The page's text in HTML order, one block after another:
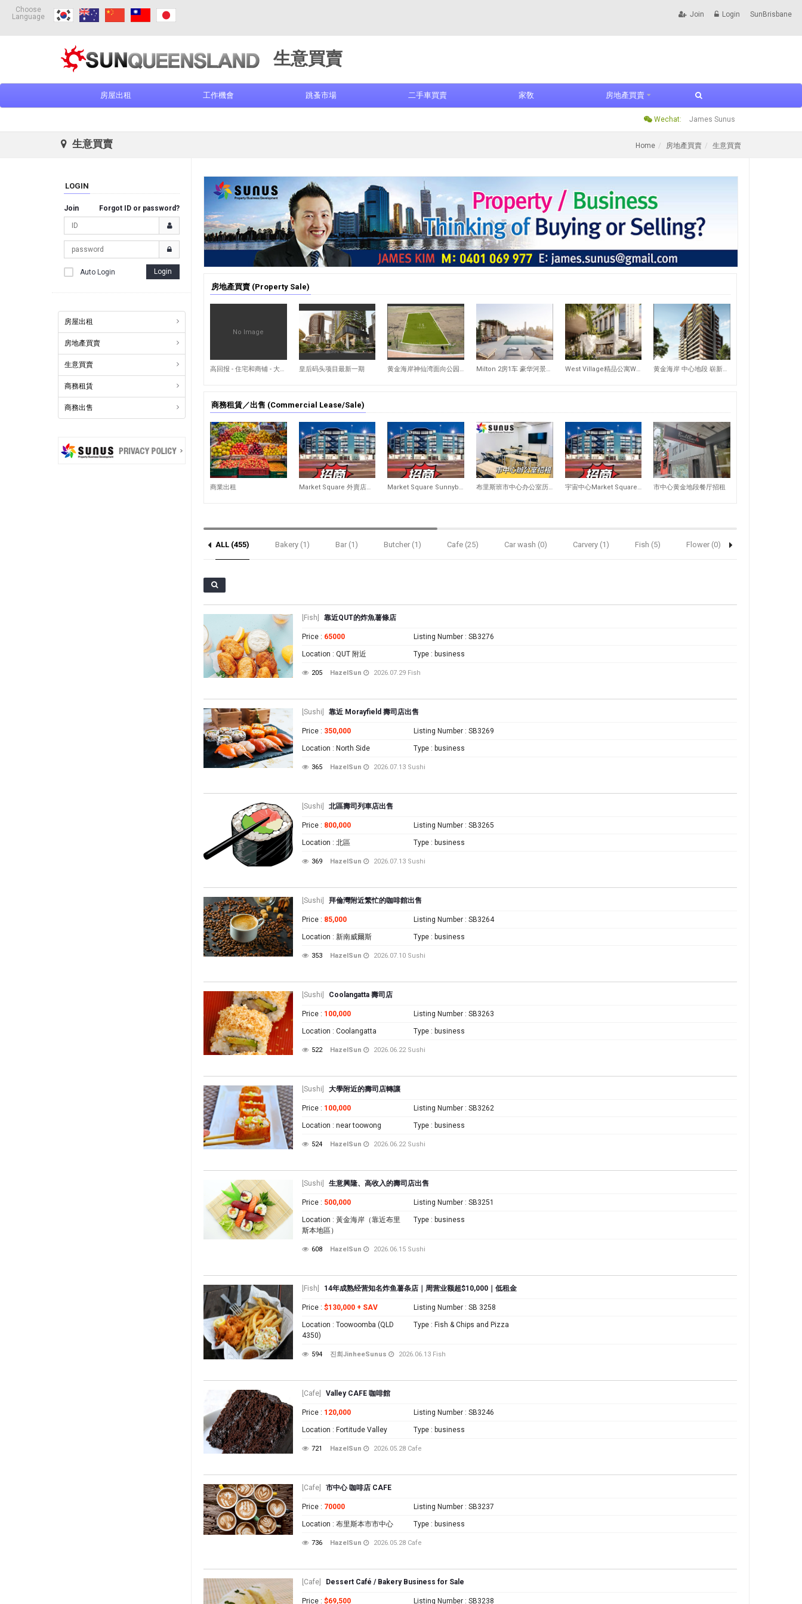
Choose
Language
Join Login SunBrisbane
生意買賣
房屋出租 工作機會 跳蚤市場 二手車買賣 家敎 房地產買賣
Wechat: James Sunus
生意買賣 Home 房地產買賣 生意買賣
LOGIN
Join Forgot ID or password?
Auto Login Login
房屋出租
房地產買賣
生意買賣
商務租賃
商務出售
房地產買賣 (Property Sale)
No Image
9,023 高回报 - 住宅和商铺 - 大地 - Tivoli 14,435
皇后码头项目最新一期 16,056 黄金海岸神仙湾面向公园大地出售91.5万起 705平-845平 建造您梦想的家 14,313 Milton 2房1车 豪华河景公寓只需要52万仅剩几套抓紧抢购 13,275 West Village精品公寓West End VIP 预售 10,575 黄金海岸 中心地段 崭新奢华公寓
商務租賃／出售 (Commercial Lease/Sale)
6,361
商業出租 12,684 Market Square 外賣店招租 12,201 Market Square Sunnybank 咖啡廳招租 12,297 布里斯班市中心办公室历史最低价招租 8,506 宇宙中心Market Square 袁氏行楼上店铺火爆招商中 8,526
市中心黄金地段餐厅招租
ALL (455) Bakery (1) Bar (1) Butcher (1) Cafe (25) Car wash (0) Carvery (1) Fish (5) Flower (0)
[Fish] 靠近QUT的炸魚薯條店
Price : 65000 Listing Number : SB3276
Location : QUT 附近 Type : business
205 HazelSun 2026.07.29 Fish
[Sushi] 靠近 Morayfield 壽司店出售
Price : 350,000 Listing Number : SB3269
Location : North Side Type : business
365 HazelSun 2026.07.13 Sushi
[Sushi] 北區壽司列車店出售
Price : 800,000 Listing Number : SB3265
Location : 北區 Type : business
369 HazelSun 2026.07.13 Sushi
[Sushi] 拜倫灣附近繁忙的咖啡館出售
Price : 85,000 Listing Number : SB3264
Location : 新南威爾斯 Type : business
353 HazelSun 2026.07.10 Sushi
[Sushi] Coolangatta 壽司店
Price : 100,000 Listing Number : SB3263
Location : Coolangatta Type : business
522 HazelSun 2026.06.22 Sushi
[Sushi] 大學附近的壽司店轉讓
Price : 100,000 Listing Number : SB3262
Location : near toowong Type : business
524 HazelSun 2026.06.22 Sushi
[Sushi] 生意興隆、高收入的壽司店出售
Price : 500,000 Listing Number : SB3251
Location : 黃金海岸（靠近布里
斯本地區）
Type : business
608 HazelSun 2026.06.15 Sushi
[Fish] 14年成熟经营知名炸鱼薯条店｜周营业额超$10,000｜低租金
Price : $130,000 + SAV Listing Number : SB 3258
Location : Toowoomba (QLD
4350)
Type : Fish & Chips and Pizza
594 진희JinheeSunus 2026.06.13 Fish
[Cafe] Valley CAFE 咖啡館
Price : 120,000 Listing Number : SB3246
Location : Fortitude Valley Type : business
721 HazelSun 2026.05.28 Cafe
[Cafe] 市中心 咖啡店 CAFE
Price : 70000 Listing Number : SB3237
Location : 布里斯本市市中心 Type : business
736 HazelSun 2026.05.28 Cafe
[Cafe] Dessert Café / Bakery Business for Sale
Price : $69,500 Listing Number : SB3238